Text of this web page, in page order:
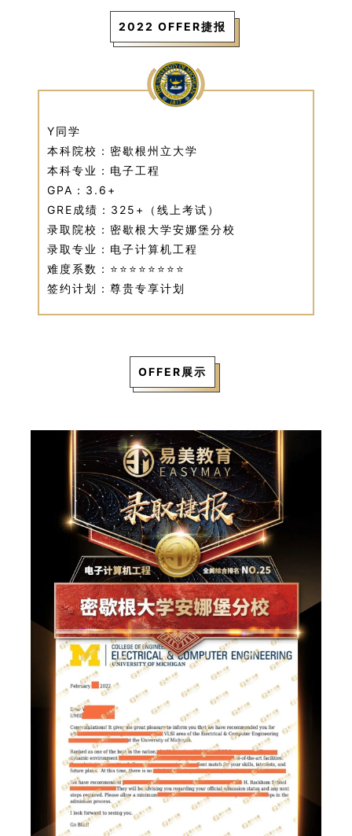
2022 OFFER捷报
Y同学
本科院校：密歇根州立大学
本科专业：电子工程
GPA：3.6+
GRE成绩：325+（线上考试）
录取院校：密歇根大学安娜堡分校
录取专业：电子计算机工程
难度系数：⭐⭐⭐⭐⭐⭐ ⭐⭐
签约计划：尊贵专享计划
OFFER展示